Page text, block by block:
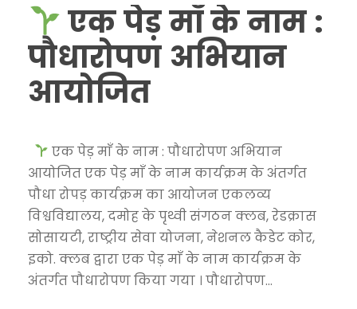
एक पेड़ माँ के नाम :
पौधारोपण अभियान
आयोजित
एक पेड़ माँ के नाम : पौधारोपण अभियान
आयोजित एक पेड़ माँ के नाम कार्यक्रम के अंतर्गत
पौधा रोपड़ कार्यक्रम का आयोजन एकलव्य
विश्वविद्यालय, दमोह के पृथ्वी संगठन क्लब, रेडक्रास
सोसायटी, राष्ट्रीय सेवा योजना, नेशनल कैडेट कोर,
इको. क्लब द्वारा एक पेड़ माँ के नाम कार्यक्रम के
अंतर्गत पौधारोपण किया गया । पौधारोपण...